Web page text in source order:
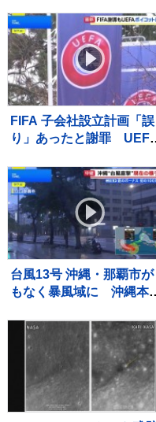
金200万円求刑 弁護側
無罪主張
FIFA 子会社設立計画「誤
り」あったと謝罪
「何も変わっていない」
台風13号 沖縄・那覇市が
もなく暴風域に 沖縄本
日運休、商業施設の休業も
【現地から報告】